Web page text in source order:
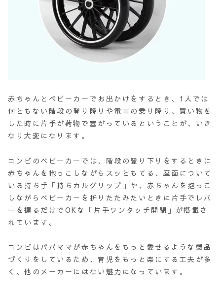
赤ちゃんとベビーカーでお出かけをするとき、1人では
何ともない階段の登り降りや電車の乗り降り、買い物を
した時に片手が荷物で塞がっているということが、いき
なり大変になります。
コンビのベビーカーでは、階段の登り下りをするときに
赤ちゃんを抱っこしながらスッともてる、座面について
いる持ち手「持ちカルグリップ」や、赤ちゃんを抱っこ
しながらベビーカーを折りたたみたいときに片手でレバ
ーを握るだけでOKな「片手ワンタッチ開閉」が搭載さ
れています。
コンビはパパママが赤ちゃんをもっと愛せるような製品
づくりをしているため、育児をもっと楽にする工夫が多
く、他のメーカーにはない魅力になっています。